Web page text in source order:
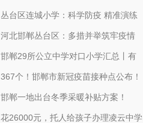
丛台区连城小学：科学防疫 精准演练
河北邯郸丛台区：多措并举筑牢疫情
邯郸29所公立中学对口小学汇总丨有
367个！邯郸市新冠疫苗接种点公布！
邯郸一地出台冬季采暖补贴方案！
花26000元，托人给孩子办理凌云中学